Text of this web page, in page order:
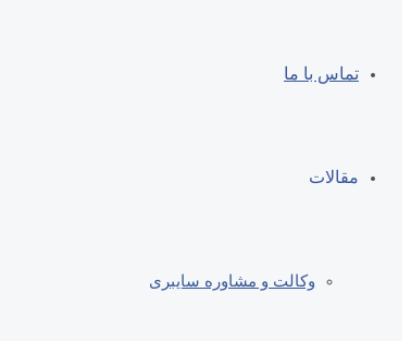
تماس با ما
مقالات
وکالت و مشاوره سایبری